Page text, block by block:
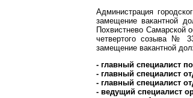
Администрация
замещение вакантной
Похвистнево Самарской
четвертого созыва №
замещение вакантной
- главный специалист
- главный специалист
- главный специалист
- ведущий специалист